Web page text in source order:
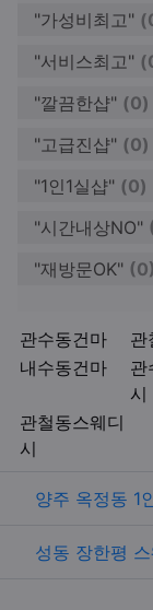
"가성비최고"
"서비스최고"
"깔끔한샵" (0)
"고급진샵" (0)
"1인1실샵" (0)
"시간내상NO"
"재방문OK" (0)
관수동건마 관
내수동건마
관
시
관철동스웨디
시
키워드
관련자료
양주 옥정동 1
성동 장한평